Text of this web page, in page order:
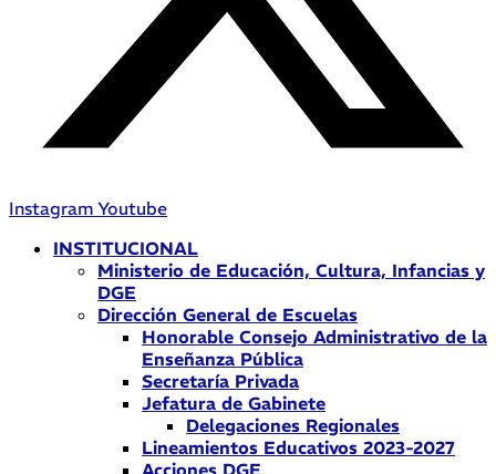
Instagram Youtube
INSTITUCIONAL
Ministerio de Educación, Cultura, Infancias y
DGE
Dirección General de Escuelas
Honorable Consejo Administrativo de la
Enseñanza Pública
Secretaría Privada
Jefatura de Gabinete
Delegaciones Regionales
Lineamientos Educativos 2023-2027
Acciones DGE